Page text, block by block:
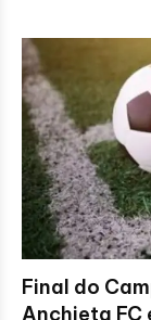
Final do
Anchieta